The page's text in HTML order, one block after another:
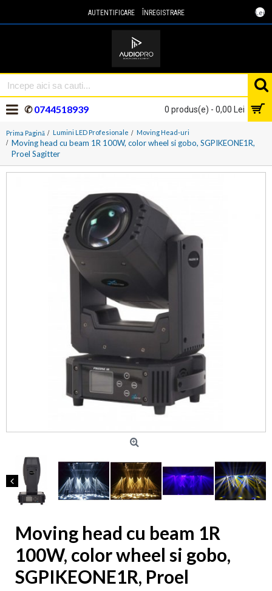
Lei
AUTENTIFICARE ÎNREGISTRARE
0 produs(e) - 0,00 Lei
✆0744518939
Prima Pagină Lumini LED Profesionale Moving Head-uri
Moving head cu beam 1R 100W, color wheel si gobo, SGPIKEONE1R,
Proel Sagitter
Moving head cu beam 1R
100W, color wheel si gobo,
SGPIKEONE1R, Proel